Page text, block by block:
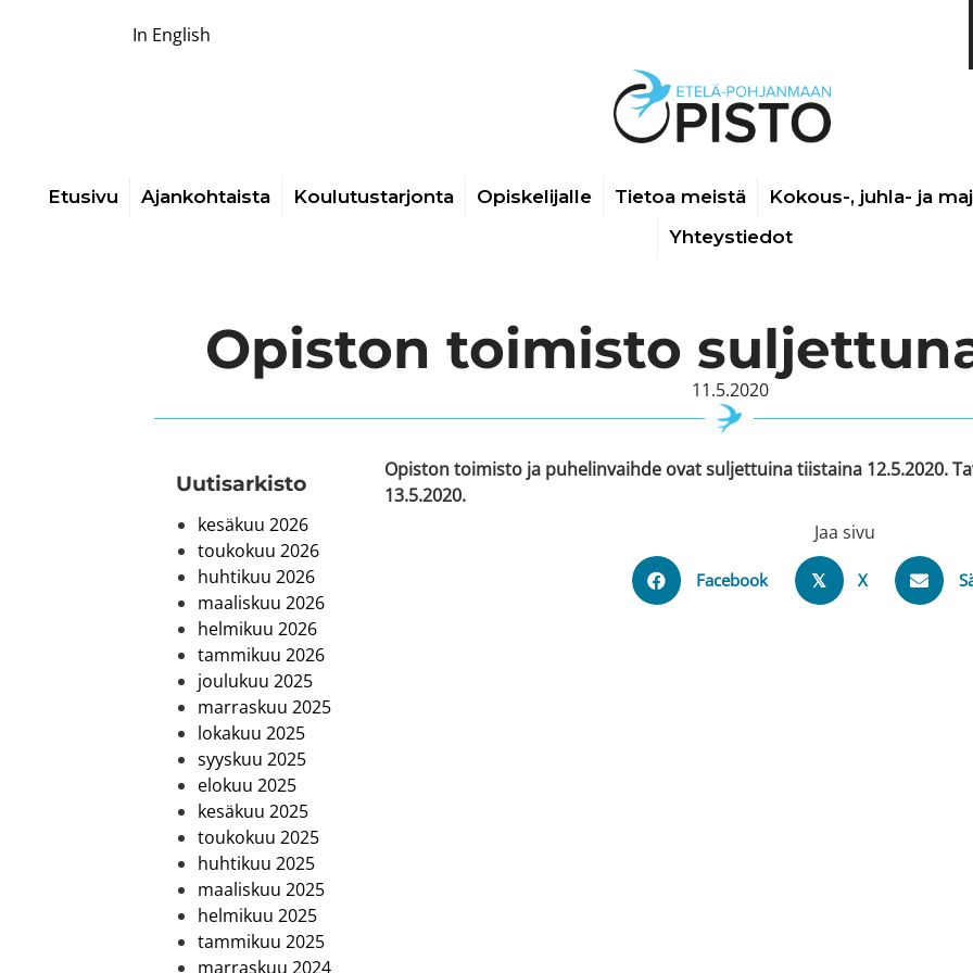
In English
Etusivu Ajankohtaista Koulutustarjonta Opiskelijalle Tietoa meistä Kokous-, juhla- ja
Yhteystiedot
Opiston toimisto suljettuna
11.5.2020
Uutis­arkisto
kesäkuu 2026
toukokuu 2026
huhtikuu 2026
maaliskuu 2026
helmikuu 2026
tammikuu 2026
joulukuu 2025
marraskuu 2025
lokakuu 2025
syyskuu 2025
elokuu 2025
kesäkuu 2025
toukokuu 2025
huhtikuu 2025
maaliskuu 2025
helmikuu 2025
tammikuu 2025
marraskuu 2024
Opiston toimisto ja puhelinvaihde ovat suljettuina tiistaina 12.5.2020.
13.5.2020.
Jaa sivu
Facebook 𝕏 X